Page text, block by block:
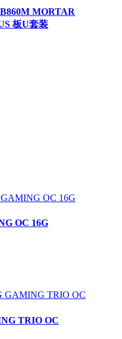
MORTAR
板U套装
OC 16G
TRIO OC